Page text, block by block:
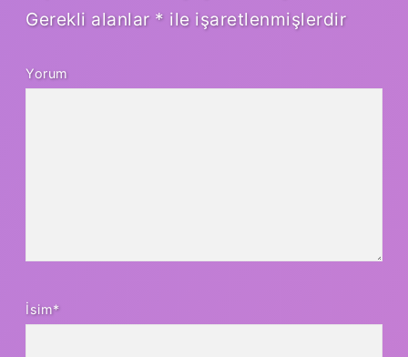
Gerekli alanlar * ile işaretlenmişlerdir
Yorum
İsim*